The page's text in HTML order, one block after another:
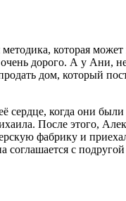
которая может
очень дорого. А у Ани,
дом, который
сердце, когда они
После этого,
фабрику и
с